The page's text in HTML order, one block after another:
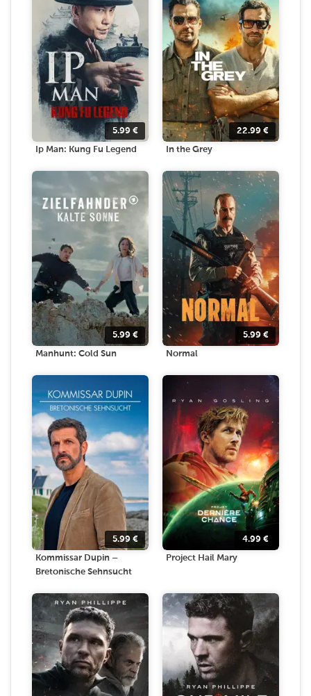
5.99 €
Ip Man: Kung Fu Legend
22.99 €
In the Grey
5.99 €
Manhunt: Cold Sun
5.99 €
Normal
5.99 €
Kommissar Dupin –
Bretonische Sehnsucht
4.99 €
Project Hail Mary